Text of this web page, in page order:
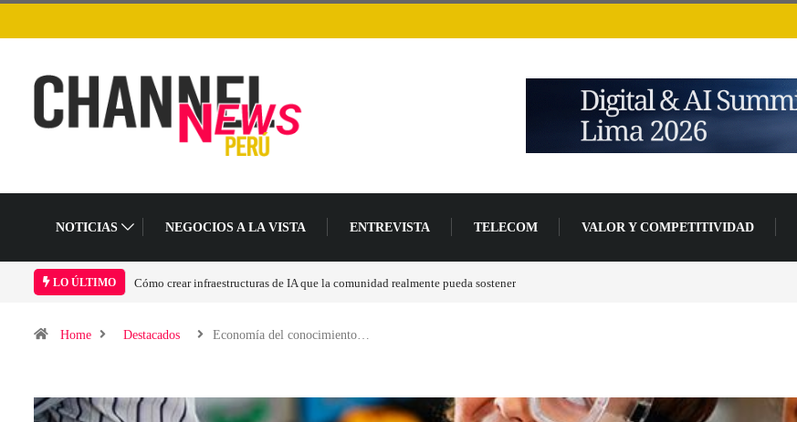
NOTICIAS NEGOCIOS A LA VISTA ENTREVISTA TELECOM VALOR Y COMPETITIVIDAD
LO ÚLTIMO Las tarjetas gráficas RDNA 5 ya están en fase avanzada de desarrollo
Home Destacados Economía del conocimiento…